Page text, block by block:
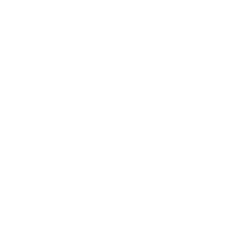
tijd in vrijwel alle
de dag meer
displays) dan ooit
alleen maar verder